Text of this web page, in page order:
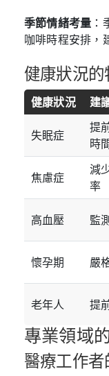
季節情緒考量
咖啡時程安排，
健康狀況
健康狀況 建
失眠症
提
時
焦慮症
減
率
高血壓 監
懷孕期 嚴
老年人 提
專業領域
醫療工作